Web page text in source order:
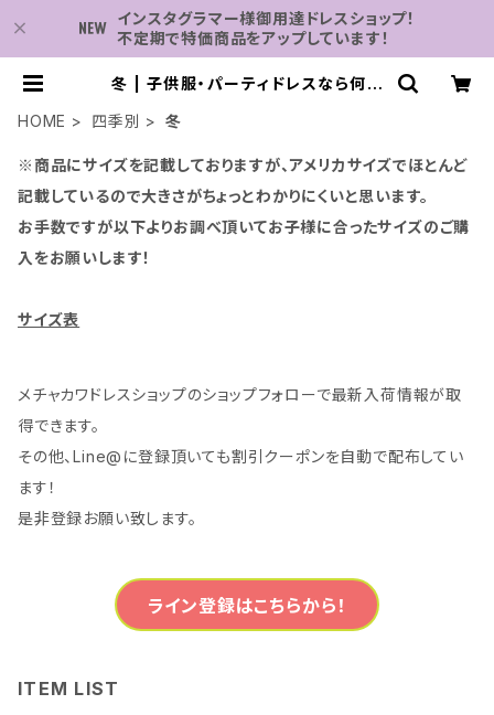
インスタグラマー様御用達ドレスショップ！
不定期で特価商品をアップしています！
冬 | 子供服・パーティドレスなら何で
会の為のドレスショップ
HOME 四季別 冬
※商品にサイズを記載しておりますが、アメリカサイズでほとんど
記載しているので大きさがちょっとわかりにくいと思います。
お手数ですが以下よりお調べ頂いてお子様に合ったサイズのご購
入をお願いします！
サイズ表
メチャカワドレスショップのショップフォローで最新入荷情報が取
得できます。
その他、Line@に登録頂いても割引クーポンを自動で配布してい
ます！
是非登録お願い致します。
ライン登録はこちらから！
ITEM LIST